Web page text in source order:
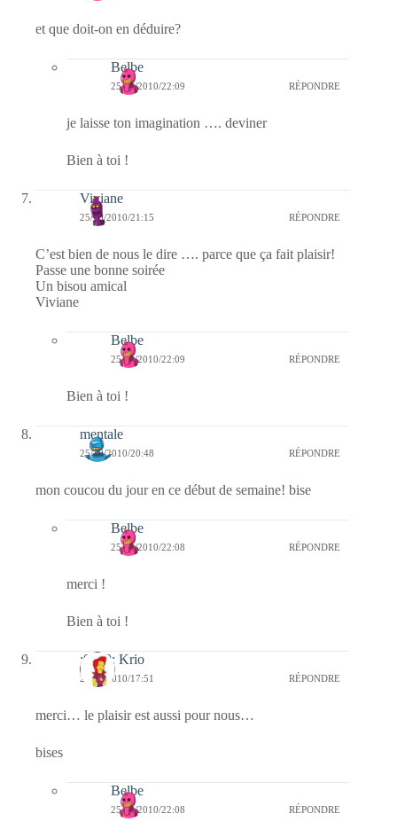
et que doit-on en déduire?
Belbe
25/10/2010/22:09 RÉPONDRE
je laisse ton imagination …. deviner
Bien à toi !
Viviane
25/10/2010/21:15 RÉPONDRE
C’est bien de nous le dire …. parce que ça fait plaisir!
Passe une bonne soirée
Un bisou amical
Viviane
Belbe
25/10/2010/22:09 RÉPONDRE
Bien à toi !
mentale
25/10/2010/20:48 RÉPONDRE
mon coucou du jour en ce début de semaine! bise
Belbe
25/10/2010/22:08 RÉPONDRE
merci !
Bien à toi !
:0010: Krio
25/10/2010/17:51 RÉPONDRE
merci… le plaisir est aussi pour nous…
bises
Belbe
25/10/2010/22:08 RÉPONDRE